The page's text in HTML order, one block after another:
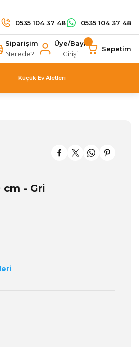
0535 104 37 48 0535 104 37 48
Siparişim
Nerede?
Üye/Bayi
Girişi
Sepetim
Küçük Ev Aletleri
cm - Gri